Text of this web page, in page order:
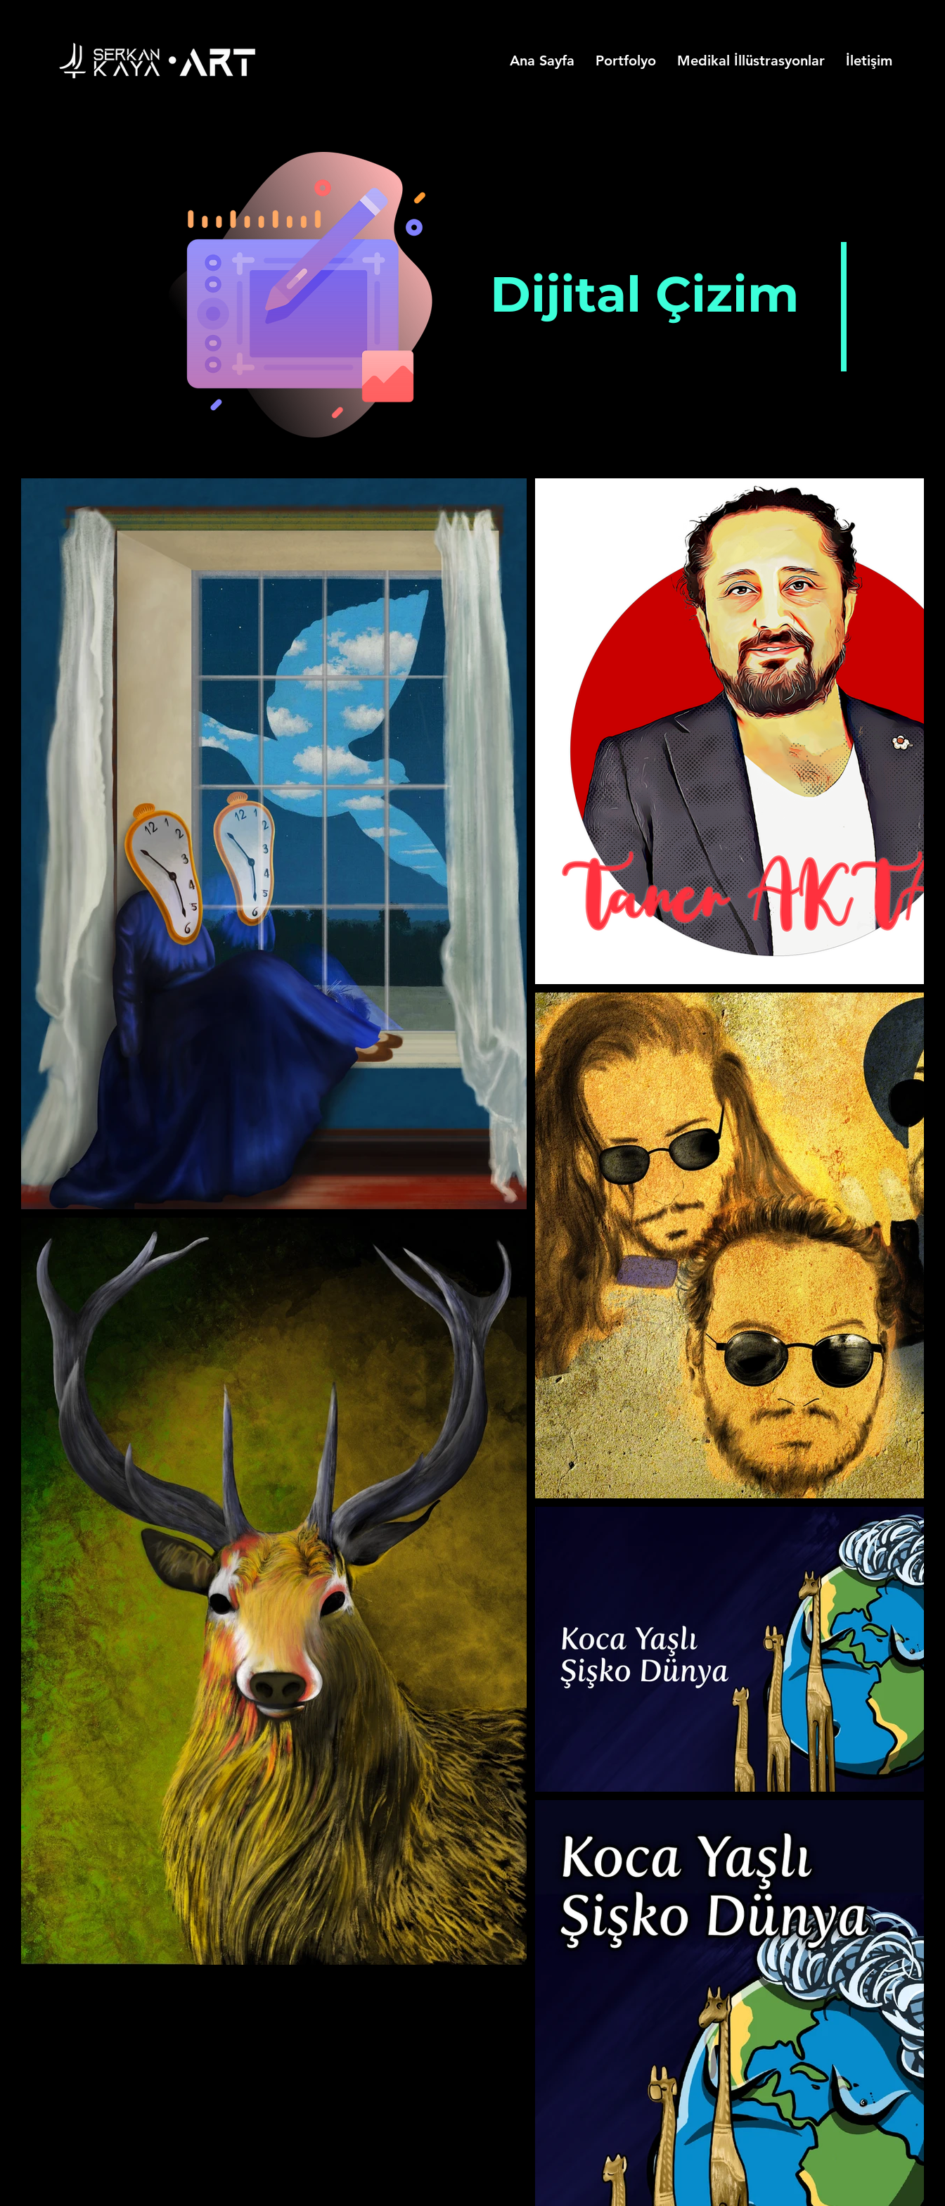
Ana Sayfa Portfolyo Medikal İllüstrasyonlar İletişim
Dijital Çizim